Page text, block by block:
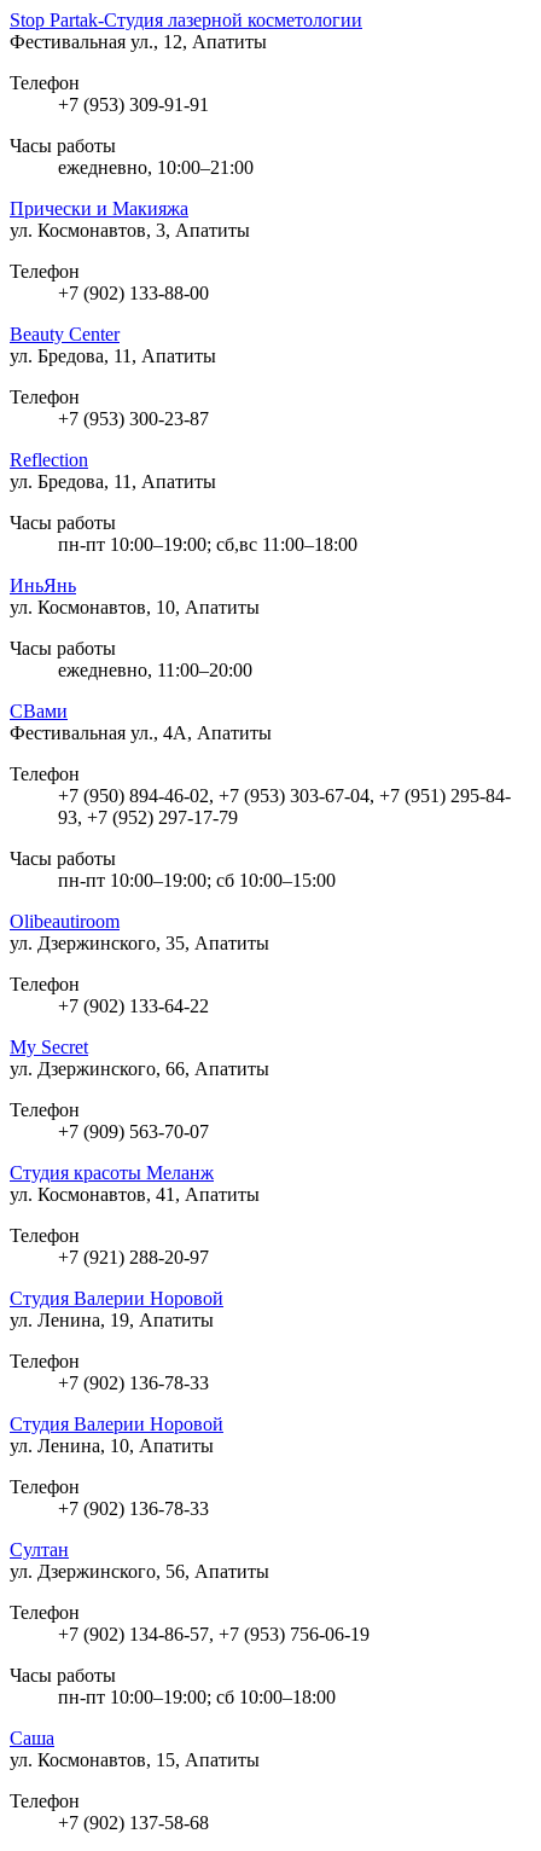
Stop Partak-Студия лазерной косметологии
Фестивальная ул., 12, Апатиты
Телефон
+7 (953) 309-91-91
Часы работы
ежедневно, 10:00–21:00
Прически и Макияжа
ул. Космонавтов, 3, Апатиты
Телефон
+7 (902) 133-88-00
Beauty Center
ул. Бредова, 11, Апатиты
Телефон
+7 (953) 300-23-87
Reflection
ул. Бредова, 11, Апатиты
Часы работы
пн-пт 10:00–19:00; сб,вс 11:00–18:00
ИньЯнь
ул. Космонавтов, 10, Апатиты
Часы работы
ежедневно, 11:00–20:00
СВами
Фестивальная ул., 4А, Апатиты
Телефон
+7 (950) 894-46-02, +7 (953) 303-67-04, +7 (951) 295-84-
93, +7 (952) 297-17-79
Часы работы
пн-пт 10:00–19:00; сб 10:00–15:00
Olibeautiroom
ул. Дзержинского, 35, Апатиты
Телефон
+7 (902) 133-64-22
My Secret
ул. Дзержинского, 66, Апатиты
Телефон
+7 (909) 563-70-07
Студия красоты Меланж
ул. Космонавтов, 41, Апатиты
Телефон
+7 (921) 288-20-97
Студия Валерии Норовой
ул. Ленина, 19, Апатиты
Телефон
+7 (902) 136-78-33
Студия Валерии Норовой
ул. Ленина, 10, Апатиты
Телефон
+7 (902) 136-78-33
Султан
ул. Дзержинского, 56, Апатиты
Телефон
+7 (902) 134-86-57, +7 (953) 756-06-19
Часы работы
пн-пт 10:00–19:00; сб 10:00–18:00
Саша
ул. Космонавтов, 15, Апатиты
Телефон
+7 (902) 137-58-68